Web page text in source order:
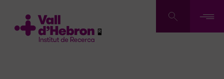
contenido